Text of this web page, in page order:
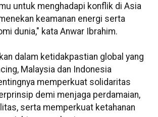
untuk menghadapi konflik di Asia
keamanan energi serta
dunia," kata Anwar Ibrahim.
dalam ketidakpastian global yang
Malaysia dan Indonesia
memperkuat solidaritas
demi menjaga perdamaian,
serta memperkuat ketahanan